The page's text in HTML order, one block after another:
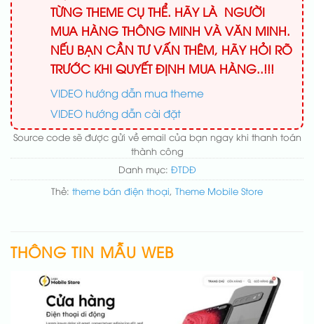
TỪNG THEME CỤ THỂ. HÃY LÀ NGƯỜI
MUA HÀNG THÔNG MINH VÀ VĂN MINH.
NẾU BẠN CẦN TƯ VẤN THÊM, HÃY HỎI RÕ
TRƯỚC KHI QUYẾT ĐỊNH MUA HÀNG..!!!
VIDEO hướng dẫn mua theme
VIDEO hướng dẫn cài đặt
Source code sẽ được gửi về email của bạn ngay khi thanh toán
thành công
Danh mục: ĐTDĐ
Thẻ: theme bán điện thoại, Theme Mobile Store
THÔNG TIN MẪU WEB